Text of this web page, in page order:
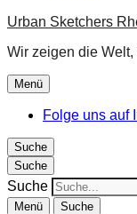
Urban Sketchers
Wir zeigen die
Menü
Folge uns auf
Suche
Suche
Suche
Menü Suche